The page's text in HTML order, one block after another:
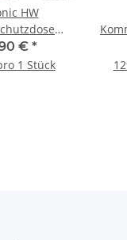
HW
mit
€ *
1 Stück